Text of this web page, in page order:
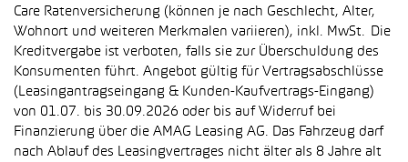
Care Ratenversicherung (können je nach Geschlecht, Alter,
Wohnort und weiteren Merkmalen variieren), inkl. MwSt. Die
Kreditvergabe ist verboten, falls sie zur Überschuldung des
Konsumenten führt. Angebot gültig für Vertragsabschlüsse
(Leasingantragseingang & Kunden-Kaufvertrags-Eingang)
von 01.07. bis 30.09.2026 oder bis auf Widerruf bei
Finanzierung über die AMAG Leasing AG. Das Fahrzeug darf
nach Ablauf des Leasingvertrages nicht älter als 8 Jahre alt